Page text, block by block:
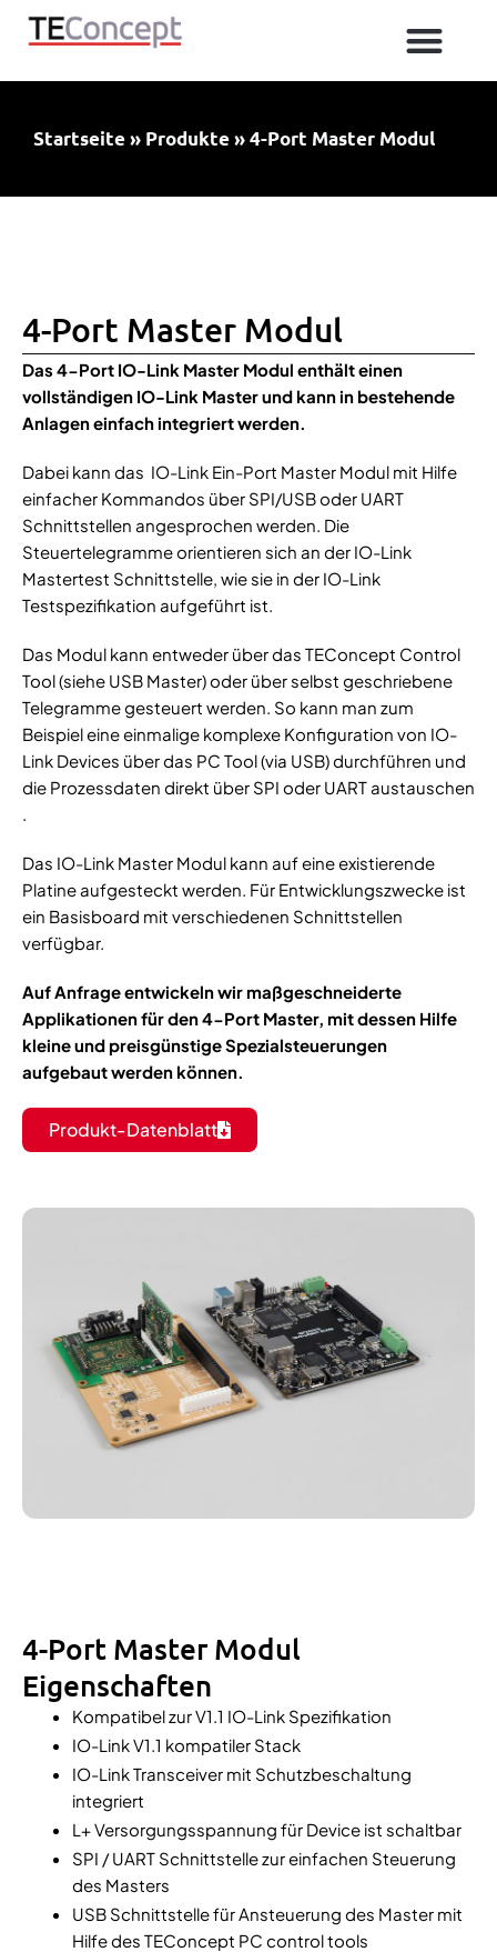
Zum
Inhalt
Startseite» Produkte»4-Port Master Modul
4-Port Master Modul
Das 4-Port IO-Link Master Modul enthält einen
vollständigen IO-Link Master und kann in bestehende
Anlagen einfach integriert werden.
Dabei kann das IO-Link Ein-Port Master Modul mit Hilfe
einfacher Kommandos über SPI/USB oder UART
Schnittstellen angesprochen werden. Die
Steuertelegramme orientieren sich an der IO-Link
Mastertest Schnittstelle, wie sie in der IO-Link
Testspezifikation aufgeführt ist.
Das Modul kann entweder über das TEConcept Control
Tool (siehe USB Master) oder über selbst geschriebene
Telegramme gesteuert werden. So kann man zum
Beispiel eine einmalige komplexe Konfiguration von IO-
Link Devices über das PC Tool (via USB) durchführen und
die Prozessdaten direkt über SPI oder UART austauschen
Das IO-Link Master Modul kann auf eine existierende
Platine aufgesteckt werden. Für Entwicklungszwecke ist
ein Basisboard mit verschiedenen Schnittstellen
verfügbar.
Auf Anfrage entwickeln wir maßgeschneiderte
Applikationen für den 4-Port Master, mit dessen Hilfe
kleine und preisgünstige Spezialsteuerungen
aufgebaut werden können.
Produkt-Datenblatt
4-Port Master Modul
Eigenschaften
Kompatibel zur V1.1 IO-Link Spezifikation
IO-Link V1.1 kompatiler Stack
IO-Link Transceiver mit Schutzbeschaltung
integriert
L+ Versorgungsspannung für Device ist schaltbar
SPI / UART Schnittstelle zur einfachen Steuerung
des Masters
USB Schnittstelle für Ansteuerung des Master mit
Hilfe des TEConcept PC control tools